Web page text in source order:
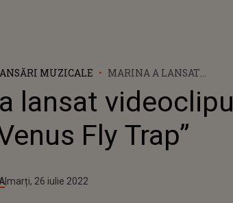
MUZICALE
MARINA A LANSAT
FLY TRAP”
lansat videoclipul
Fly Trap”
Publicat:
vineri, 11 iunie 2021
Actualizat:
marți, 26 iulie 2022